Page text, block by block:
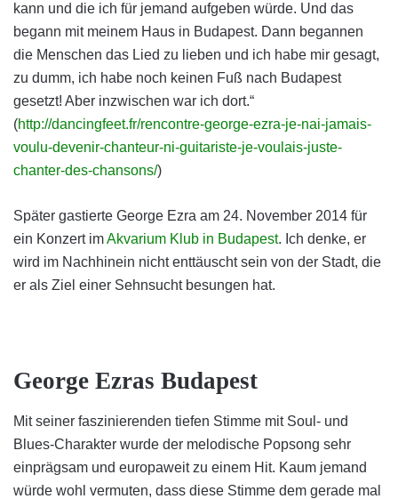
kann und die ich für jemand aufgeben würde. Und das
begann mit meinem Haus in Budapest. Dann begannen
die Menschen das Lied zu lieben und ich habe mir gesagt,
zu dumm, ich habe noch keinen Fuß nach Budapest
gesetzt! Aber inzwischen war ich dort.“
(http://dancingfeet.fr/rencontre-george-ezra-je-nai-jamais-
voulu-devenir-chanteur-ni-guitariste-je-voulais-juste-
chanter-des-chansons/)
Später gastierte George Ezra am 24. November 2014 für
ein Konzert imAkvarium Klub in Budapest. Ich denke, er
wird im Nachhinein nicht enttäuscht sein von der Stadt, die
er als Ziel einer Sehnsucht besungen hat.
George Ezras Budapest
Mit seiner faszinierenden tiefen Stimme mit Soul- und
Blues-Charakter wurde der melodische Popsong sehr
einprägsam und europaweit zu einem Hit. Kaum jemand
würde wohl vermuten, dass diese Stimme dem gerade mal